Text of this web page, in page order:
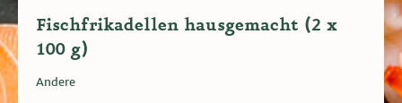
Fischfrikadellen hausgemacht (2 x
100 g)
Andere